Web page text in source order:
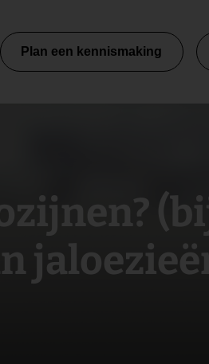
Plan een kennismaking